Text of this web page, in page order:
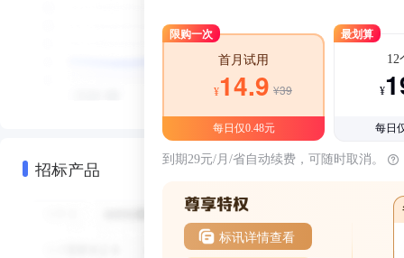
招标产品
限购一次
首月试用
¥14.9 ¥39
每日仅0.48元
最划算
12
¥
每日
到期29元/月/省自动续费，可随时取消。
标讯详情查看